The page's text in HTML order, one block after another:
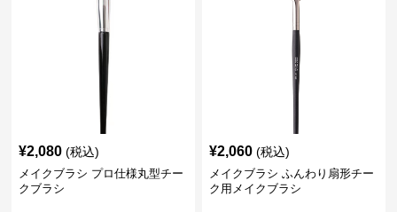
¥2,080 (税込)
メイクブラシ プロ仕様丸型チー
クブラシ
¥2,060 (税込)
メイクブラシ ふんわり扇形チー
ク用メイクブラシ